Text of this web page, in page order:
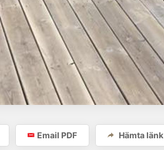
Email PDF Hämta länk